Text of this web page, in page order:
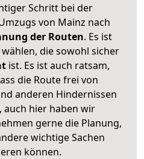
Schritt bei der
von Mainz nach
der Routen. Es ist
die sowohl sicher
ist. Es ist auch ratsam,
die Route frei von
anderen Hindernissen
auch hier haben wir
gerne die Planung,
wichtige Sachen
können.